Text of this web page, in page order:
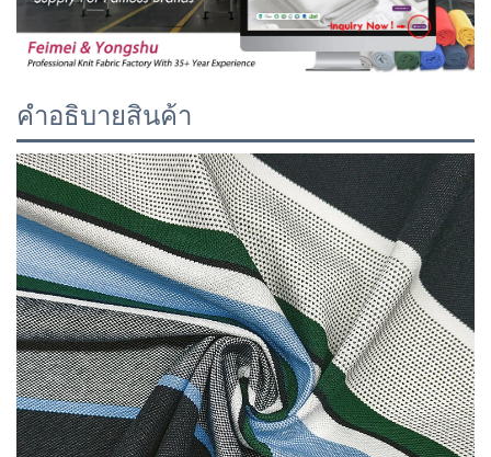
คำอธิบายสินค้า